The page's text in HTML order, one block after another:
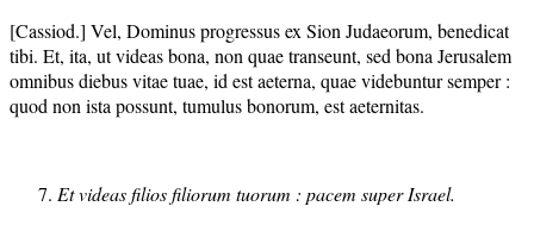
[Cassiod.] Vel, Dominus progressus ex Sion Judaeorum, benedicat
tibi. Et, ita, ut videas bona, non quae transeunt, sed bona Jerusalem
omnibus diebus vitae tuae, id est aeterna, quae videbuntur semper :
quod non ista possunt, tumulus bonorum, est aeternitas.
Et videas filios filiorum tuorum : pacem super Israel.